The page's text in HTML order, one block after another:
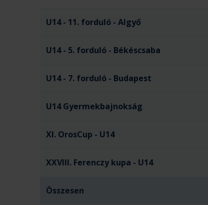
U14 - 11. forduló - Algyő
U14 - 5. forduló - Békéscsaba
U14 - 7. forduló - Budapest
U14 Gyermekbajnokság
XI. OrosCup - U14
XXVIII. Ferenczy kupa - U14
Összesen